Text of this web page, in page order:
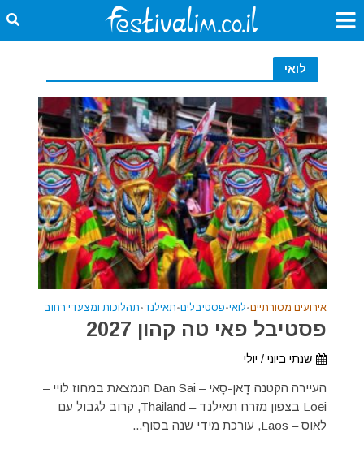
לואי
אירועים מסורתיים•לואי•פסטיבלים•תאילנד•תהלוכות ומצעדי רחוב
פסטיבל פאי טה קהון 2027
שנתי ביוני / יולי
העיירה הקטנה דָאן-סָאי – Dan Sai הנמצאת במחוז לוֹיי –
Loei בצפון מזרח תאילנד – Thailand, קרוב לגבול עם
לאוס – Laos, עורכת מידי שנה בסוף...